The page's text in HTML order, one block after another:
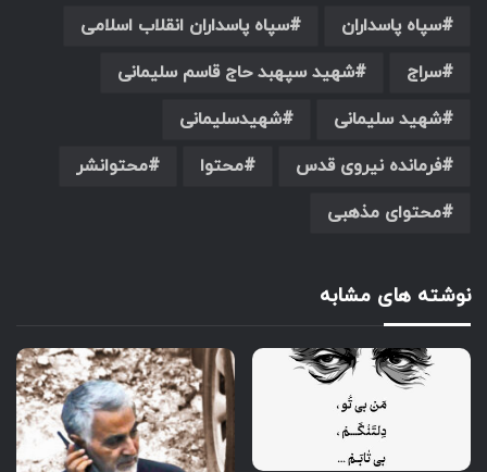
سپاه پاسداران
سپاه پاسداران انقلاب اسلامی
سراج
شهید سپهبد حاج قاسم سلیمانی
شهید سلیمانی
شهیدسلیمانی
فرمانده نیروی قدس
محتوا
محتوانشر
محتوای مذهبی
نوشته های مشابه